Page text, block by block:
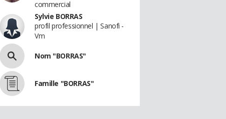
commercial
Sylvie BORRAS
profil professionnel | Sanofi -
Vm
Nom "BORRAS"
Famille "BORRAS"